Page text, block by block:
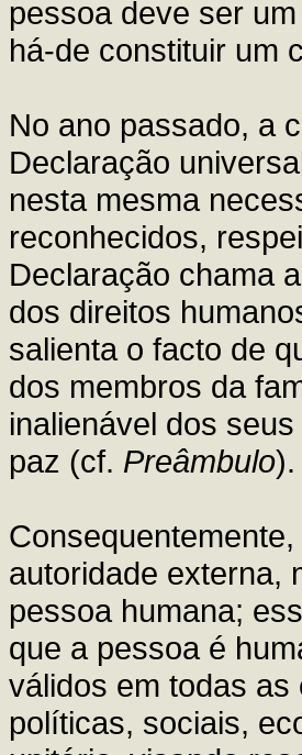
pessoa deve ser
há-de constituir um
No ano passado, a
Declaração
nesta mesma
reconhecidos,
Declaração chama
dos direitos
salienta o facto de
dos membros da
inalienável dos
paz (cf. Preâmbulo).
autoridade externa,
pessoa humana;
que a pessoa é
válidos em todas
políticas, sociais,